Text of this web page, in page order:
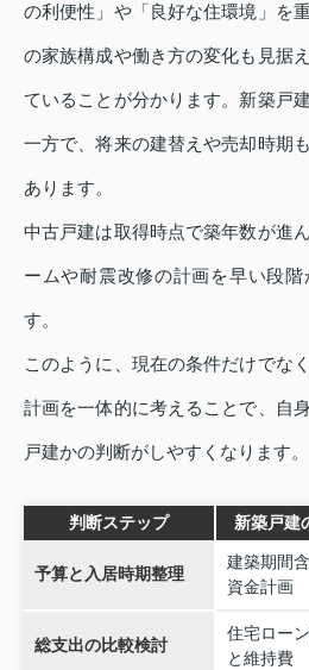
の利便性」や「良好な住環境」を
の家族構成や働き方の変化も見据
ていることが分かります。新築戸
一方で、将来の建替えや売却時期
あります。
中古戸建は取得時点で築年数が進
ームや耐震改修の計画を早い段
す。
このように、現在の条件だけでな
計画を一体的に考えることで、自
戸建かの判断がしやすくなります。
判断ステップ 新築戸建
予算と入居時期整理
建築期間
資金計画
総支出の比較検討
住宅ロー
と維持費